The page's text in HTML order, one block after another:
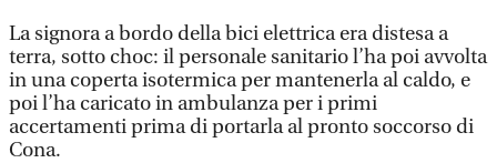
La signora a bordo della bici elettrica era distesa a
terra, sotto choc: il personale sanitario l’ha poi avvolta
in una coperta isotermica per mantenerla al caldo, e
poi l’ha caricato in ambulanza per i primi
accertamenti prima di portarla al pronto soccorso di
Cona.